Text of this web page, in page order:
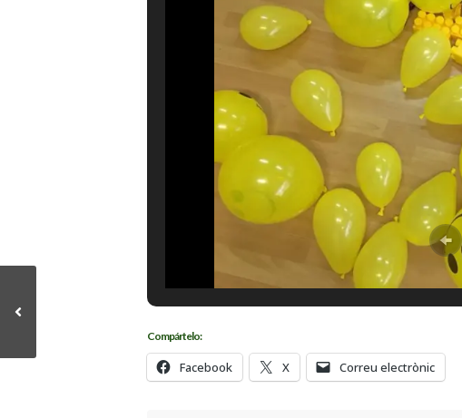
Compártelo:
Facebook X Correu electrònic